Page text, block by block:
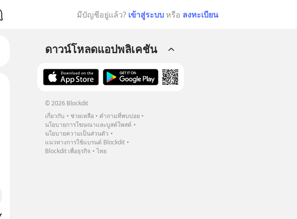
มีบัญชีอยู่แล้ว? เข้าสู่ระบบ หรือ ลงทะเบียน
ดาวน์โหลดแอปพลิเคชัน
© 2026 Blockdit
เกี่ยวกับ
ช่วยเหลือ
คำถามที่พบบ่อย
นโยบายการโฆษณาและบูสต์โพสต์
นโยบายความเป็นส่วนตัว
แนวทางการใช้แบรนด์ Blockdit
Blockdit เพื่อธุรกิจ
ไทย